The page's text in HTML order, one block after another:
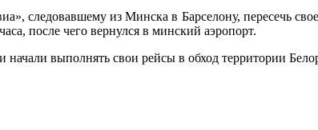
следовавшему из Минска в Барселону, пересечь
после чего вернулся в минский аэропорт.
выполнять свои рейсы в обход территории